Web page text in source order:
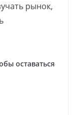
рынок,
оставаться